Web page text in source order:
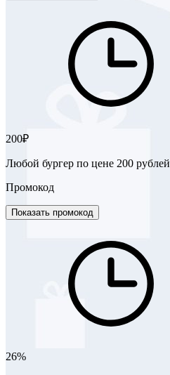
200₽
Любой бургер по цене 200 рублей
Промокод
Показать промокод
26%